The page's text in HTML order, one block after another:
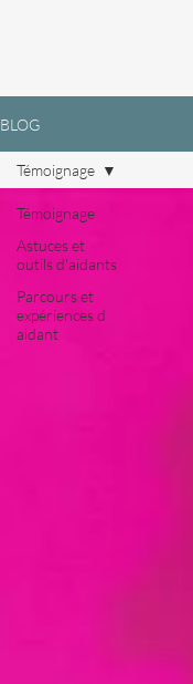
BLOG
Témoignage
Astuces et
outils d'aidants
Parcours et
expériences d
aidant
Témoignage